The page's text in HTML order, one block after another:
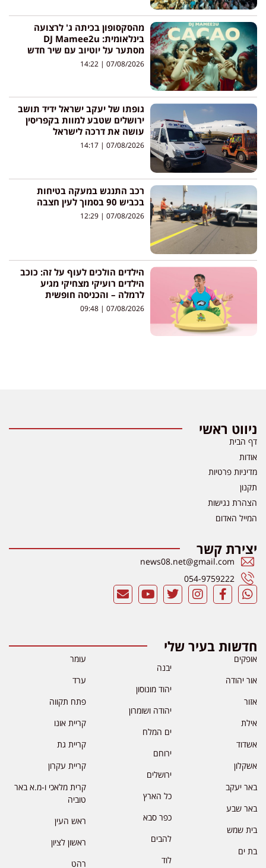
מהסקסופון בכיתה ג' לרצועה
בינלאומית: DJ Mamee2u
מסתער על יוטיוב עם שיר חדש
07/08/2026
גופתו של יעקב ישראל ידיד תושב
ירושלים שטבע למוות בקפריסין
עושה את דרכה לישראל
07/08/2026
רכב התנגש במעקה בטיחות
בכביש 90 בסמוך לעין חצבה
07/08/2026
הילדים הולכים לעוף על זה: כוכב
הילדים רועיקי מצחיקי מגיע
לרמלה – והכניסה חופשית
07/08/2026
ניווט ראשי
דף הבית
אודות
מדיניות פרטיות
תקנון
הצהרת נגישות
המייל האדום
יצירת קשר
news08.net@gmail.com
054-9759222
חדשות בעיר שלי
אופקים
אור יהודה
אזור
אילת
אשדוד
אשקלון
באר יעקב
באר שבע
בית שמש
בת ים
יבנה
יהוד מונוסון
יהודה ושומרון
ים המלח
ירוחם
ירושלים
כל הארץ
כפר סבא
להבים
לוד
עומר
ערד
פתח תקווה
קריית אונו
קריית גת
קריית עקרון
קרית מלאכי ו-מ.א באר
טוביה
ראש העין
ראשון לציון
רהט